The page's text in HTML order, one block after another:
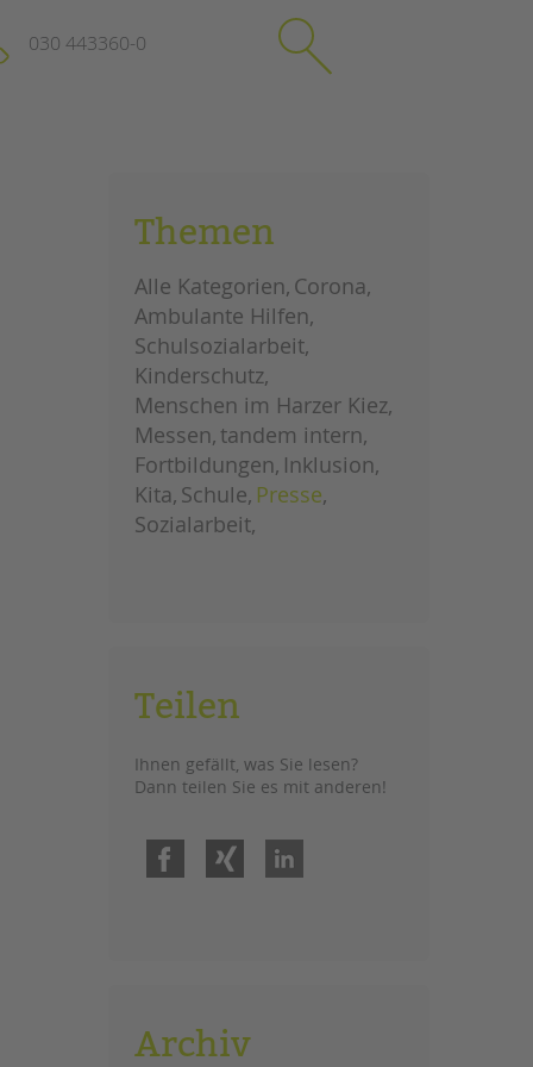
Impressum
Datenschutz
Hinweisgebersystem
Intranet
schließen
030 443360-0
SuchenThemen
Alle Kategorien Corona
Ambulante Hilfen
Schulsozialarbeit
Kinderschutz
Menschen im Harzer Kiez
Messen tandem intern
Fortbildungen Inklusion
Kita Schule Presse
Sozialarbeit
Teilen
Ihnen gefällt, was Sie lesen?
Dann teilen Sie es mit anderen!
Facebook
Archiv